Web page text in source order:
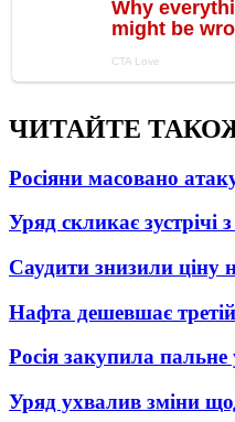
ЧИТАЙТЕ
Росіяни масовано
Уряд скликає зустрічі
Саудити знизили ціну
Нафта дешевшає
Росія закупила
Уряд ухвалив зміни